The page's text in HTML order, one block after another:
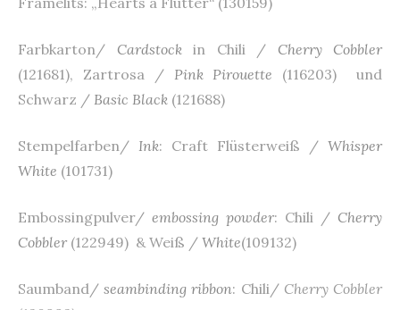
Farbkarton/ Cardstockin Chili / Cherry Cobbler
(121681), Zartrosa / Pink Pirouette (116203) und
Schwarz / Basic Black (121688)
Stempelfarben/ Ink: Craft Flüsterweiß / Whisper
White (101731)
Embossingpulver/ embossing powder: Chili / Cherry
Cobbler (122949) & Weiß / White(109132)
Saumband/ seambinding ribbon: Chili/ Cherry Cobbler